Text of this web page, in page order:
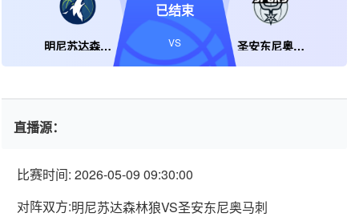
明尼苏达森林狼 圣安东尼奥马刺
已结束
VS
直播源：
比赛时间: 2026-05-09 09:30:00
对阵双方:明尼苏达森林狼VS圣安东尼奥马刺